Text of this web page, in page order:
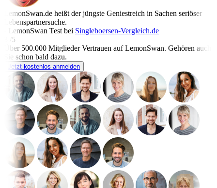
LemonSwan.de heißt der jüngste Geniestreich in Sachen seriöser
Lebenspartnersuche.
- LemonSwan Test bei Singleboersen-Vergleich.de
3 /5
Über 500.000 Mitglieder Vertrauen auf LemonSwan. Gehören auch
Sie schon bald dazu.
Jetzt kostenlos anmelden